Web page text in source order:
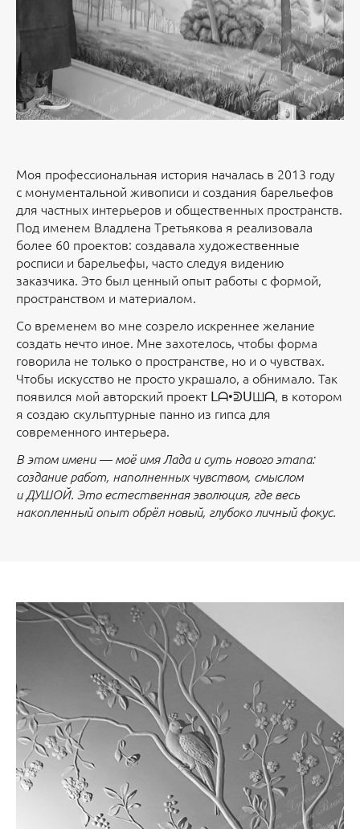
Моя профессиональная история началась в 2013 году
с монументальной живописи и создания барельефов
для частных интерьеров и общественных пространств.
Под именем Владлена Третьякова я реализовала
более 60 проектов: создавала художественные
росписи и барельефы, часто следуя видению
заказчика. Это был ценный опыт работы с формой,
пространством и материалом.
Со временем во мне созрело искреннее желание
создать нечто иное. Мне захотелось, чтобы форма
говорила не только о пространстве, но и о чувствах.
Чтобы искусство не просто украшало, а обнимало. Так
появился мой авторский проект ᒪᗩ•ᕲᑌШᗩ, в котором
я создаю скульптурные панно из гипса для
современного интерьера.
В этом имени — моё имя Лада и суть нового этапа:
создание работ, наполненных чувством, смыслом
и ДУШОЙ. Это естественная эволюция, где весь
накопленный опыт обрёл новый, глубоко личный фокус.